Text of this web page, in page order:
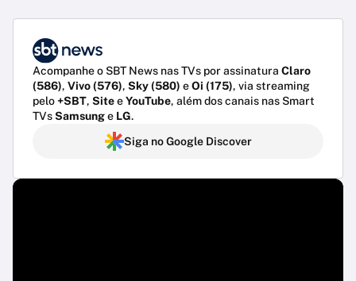
Acompanhe o SBT News nas TVs por assinatura Claro
(586), Vivo (576), Sky (580) eOi (175), via streaming
pelo+SBT, SiteeYouTube, além dos canais nas Smart
TVsSamsunge LG.
Siga no Google Discover